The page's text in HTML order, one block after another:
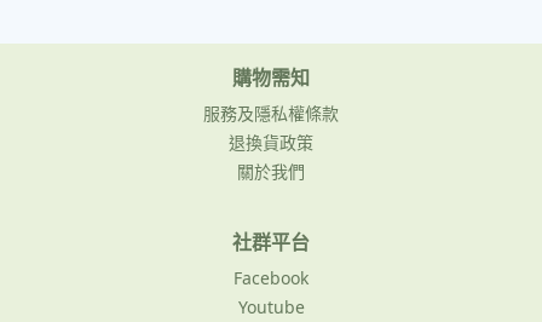
購物需知
服務及隱私權條款
退換貨政策
關於我們
社群平台
Facebook
Youtube